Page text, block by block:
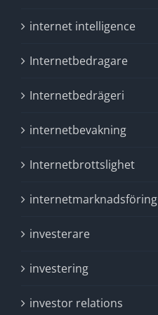
internet intelligence
Internetbedragare
Internetbedrägeri
internetbevakning
Internetbrottslighet
internetmarknadsföring
investerare
investering
investor relations